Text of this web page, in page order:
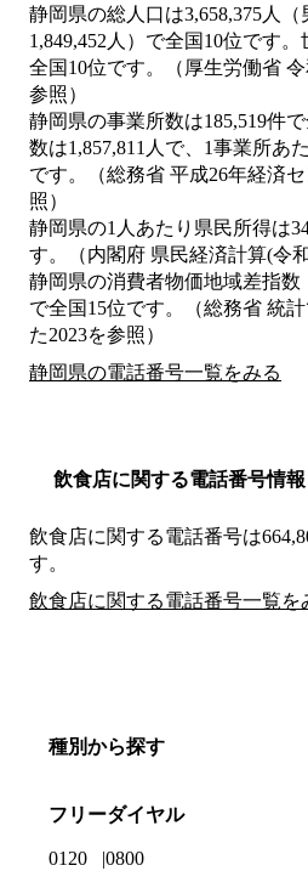
静岡県の総人口は3,658,375人（
1,849,452人）で全国10位です
全国10位です。（厚生労働省
参照）
静岡県の事業所数は185,519件
数は1,857,811人で、1事業所あ
です。（総務省 平成26年経済
照）
静岡県の1人あたり県民所得は
す。（内閣府 県民経済計算(令
静岡県の消費者物価地域差指数
で全国15位です。（総務省 統
た2023を参照）
静岡県の電話番号一覧をみる
飲食店に関する電話番号情報
飲食店に関する電話番号は
す。
飲食店に関する電話番号一覧を
種別から探す
フリーダイヤル
0120 0800